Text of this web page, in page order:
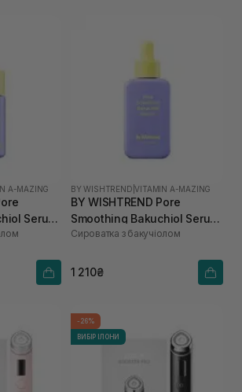
A-MAZING
Serum
BY WISHTREND |VITAMIN A-MAZING
BY WISHTREND Pore
Smoothing Bakuchiol Serum
30 мл
Сироватка з бакучіолом
1 210₴
-26%
ВИБІР ІЛОНИ